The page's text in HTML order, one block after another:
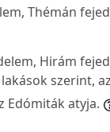
Thémán
Hirám
szerint,
Edómiták atyja.